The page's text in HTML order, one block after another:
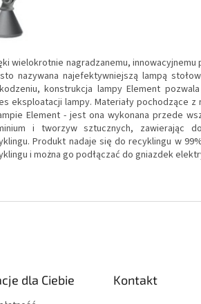
wielokrotnie nagradzanemu,
nazywana najefektywniejszą lampą
konstrukcja lampy Element
eksploatacji lampy. Materiały pochodzące
Element - jest ona wykonana przede
i tworzyw sztucznych, zawierając
Produkt nadaje się do recyklingu w
i można go podłączać do gniazdek
dla Ciebie Kontakt